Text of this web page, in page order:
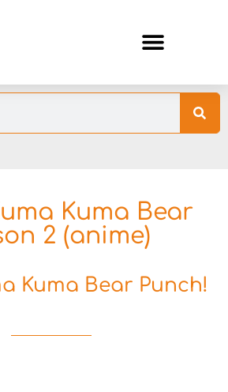
Kuma Bear
2 (anime)
Kuma Bear Punch!